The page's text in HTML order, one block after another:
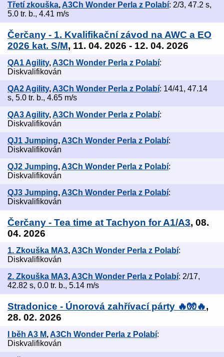
Třetí zkouška, A3Ch Wonder Perla z Polabí: 2/3, 47.2 s,
5.0 tr. b., 4.41 m/s
Čerčany - 1. Kvalifikační závod na AWC a EO
2026 kat. S/M, 11. 04. 2026 - 12. 04. 2026
QA1 Agility,A3Ch Wonder Perla z Polabí:
Diskvalifikován
QA2 Agility, A3Ch Wonder Perla z Polabí: 14/41, 47.14
s, 5.0 tr. b., 4.65 m/s
QA3 Agility,A3Ch Wonder Perla z Polabí:
Diskvalifikován
QJ1 Jumping, A3Ch Wonder Perla z Polabí:
Diskvalifikován
QJ2 Jumping,A3Ch Wonder Perla z Polabí:
Diskvalifikován
QJ3 Jumping, A3Ch Wonder Perla z Polabí:
Diskvalifikován
Čerčany - Tea time at Tachyon for A1/A3, 08.
04. 2026
1. Zkouška MA3,A3Ch Wonder Perla z Polabí:
Diskvalifikován
2. Zkouška MA3, A3Ch Wonder Perla z Polabí: 2/17,
42.82 s, 0.0 tr. b., 5.14 m/s
Stradonice - Únorová zahřívací párty 🔥🧤🔥,
28. 02. 2026
I běh A3 M,A3Ch Wonder Perla z Polabí:
Diskvalifikován